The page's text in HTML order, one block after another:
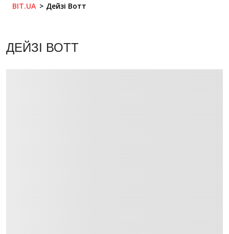
BIT.UA Дейзі Вотт
ДЕЙЗІ ВОТТ